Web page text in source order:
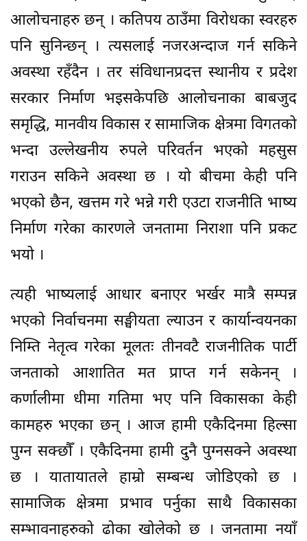
आलोचनाहरु छन् । कतिपय ठाउँमा विरोधका स्वरहरु
पनि सुनिन्छन् । त्यसलाई नजरअन्दाज गर्न सकिने
अवस्था रहँदैन । तर संविधानप्रदत्त स्थानीय र प्रदेश
सरकार निर्माण भइसकेपछि आलोचनाका बाबजुद
समृद्धि, मानवीय विकास र सामाजिक क्षेत्रमा विगतको
भन्दा उल्लेखनीय रुपले परिवर्तन भएको महसुस
गराउन सकिने अवस्था छ । यो बीचमा केही पनि
भएको छैन, खत्तम गरे भन्ने गरी एउटा राजनीति भाष्य
निर्माण गरेका कारणले जनतामा निराशा पनि प्रकट
भयो ।
त्यही भाष्यलाई आधार बनाएर भर्खर मात्रै सम्पन्न
भएको निर्वाचनमा सङ्घीयता ल्याउन र कार्यान्वयनका
निम्ति नेतृत्व गरेका मूलतः तीनवटै राजनीतिक पार्टी
जनताको आशातित मत प्राप्त गर्न सकेनन् ।
कर्णालीमा धीमा गतिमा भए पनि विकासका केही
कामहरु भएका छन् । आज हामी एकैदिनमा हिल्सा
पुग्न सक्छौँ । एकैदिनमा हामी दुनै पुग्नसक्ने अवस्था
छ । यातायातले हाम्रो सम्बन्ध जोडिएको छ ।
सामाजिक क्षेत्रमा प्रभाव पर्नुका साथै विकासका
सम्भावनाहरुको ढोका खोलेको छ । जनतामा नयाँ